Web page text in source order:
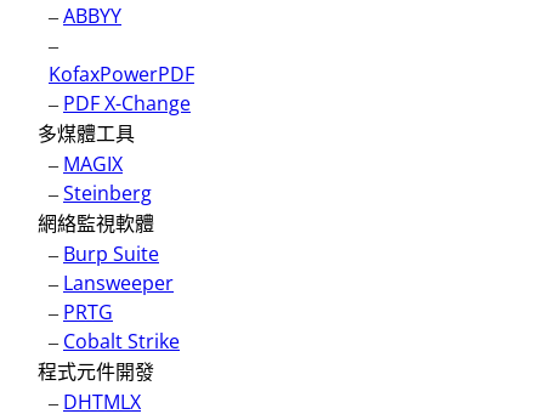
–ABBYY
–
KofaxPowerPDF
– PDF X-Change
多煤體工具
– MAGIX
–Steinberg
網絡監視軟體
– Burp Suite
– Lansweeper
– PRTG
– Cobalt Strike
程式元件開發
– DHTMLX